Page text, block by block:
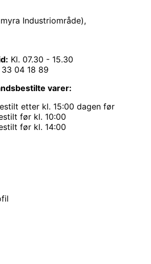
Industriområde),
Kl. 07.30 - 15.30
04 18 89
varer:
etter kl. 15:00 dagen før
før kl. 10:00
før kl. 14:00